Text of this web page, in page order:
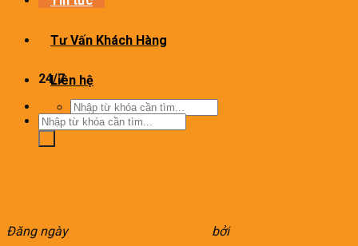
Giờ làm việc
24/7
Tìm
kiếm:
Tư Vấn Khách Hàng
Liên hệ
Tìm
kiếm:
Đăng ngày bởi